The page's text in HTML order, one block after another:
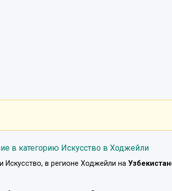
в категорию Искусство в Ходжейли
Искусство, в регионе Ходжейли на